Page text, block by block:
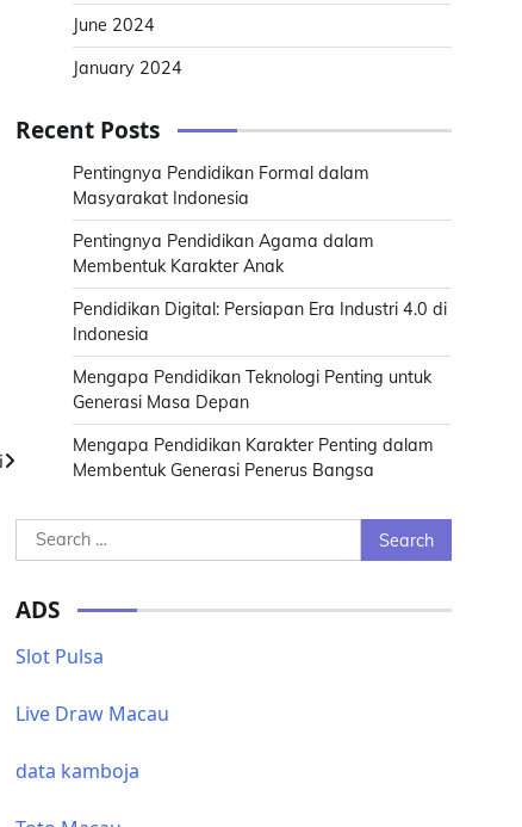
June 2024
January 2024
Recent Posts
Pentingnya Pendidikan Formal dalam
Masyarakat Indonesia
Pentingnya Pendidikan Agama dalam
Membentuk Karakter Anak
Pendidikan Digital: Persiapan Era Industri 4.0 di
Indonesia
Mengapa Pendidikan Teknologi Penting untuk
Generasi Masa Depan
Mengapa Pendidikan Karakter Penting dalam
Membentuk Generasi Penerus Bangsa
Search
for:
ADS
Slot Pulsa
Live Draw Macau
data kamboja